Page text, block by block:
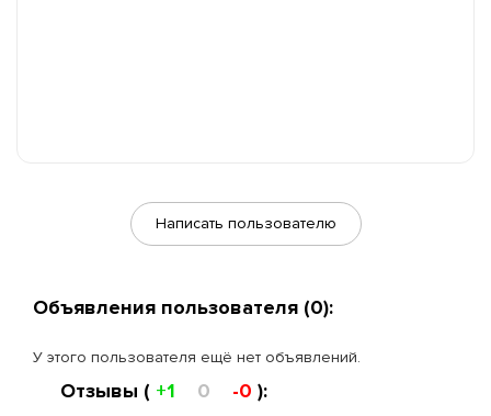
Написать пользователю
Объявления пользователя (0):
У этого пользователя ещё нет объявлений.
Отзывы ( +1 0 -0 ):